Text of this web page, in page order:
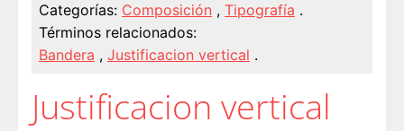
Categorías: Composición , Tipografía .
Términos relacionados:
Bandera , Justificacion vertical .
Justificacion vertical